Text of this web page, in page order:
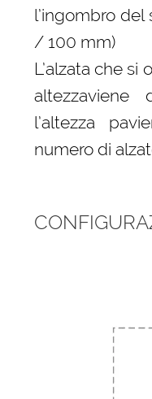
l’ingombro del
/ 100 mm)
L’alzata che si
altezzaviene
l’altezza
numero di